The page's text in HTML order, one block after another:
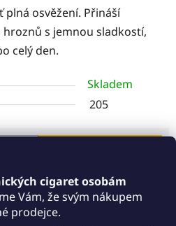
cigaret osobám
Vám, že svým nákupem
prodejce.
osvěžení. Přináší
s jemnou sladkostí,
celý den.
Skladem
205